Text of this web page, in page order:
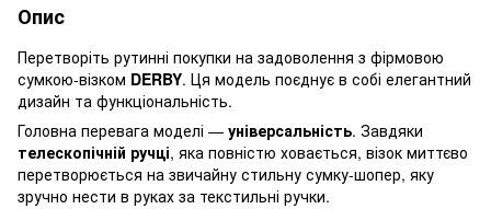
Опис
Перетворіть рутинні покупки на задоволення з фірмовою
сумкою-візком DERBY. Ця модель поєднує в собі елегантний
дизайн та функціональність.
Головна перевага моделі — універсальність. Завдяки
телескопічній ручці, яка повністю ховається, візок миттєво
перетворюється на звичайну стильну сумку-шопер, яку
зручно нести в руках за текстильні ручки.